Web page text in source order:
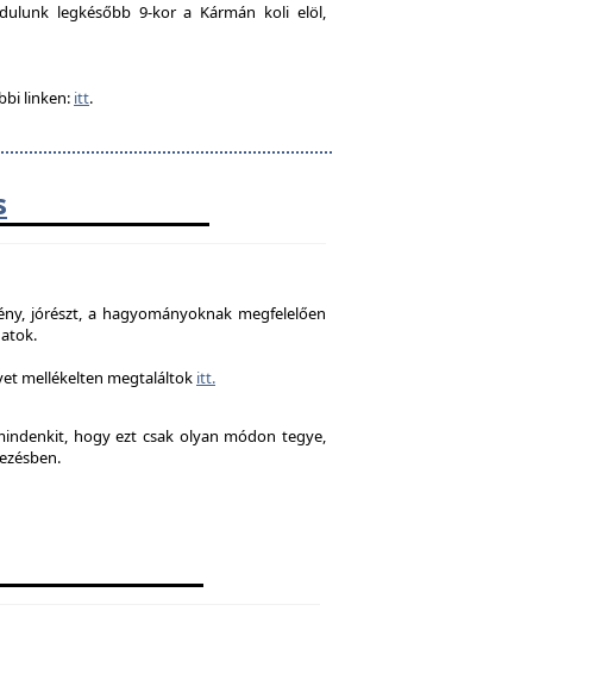
legkésőbb 9-kor a Kármán koli elöl,
linken: itt.
jórészt, a hagyományoknak megfelelően
mellékelten megtaláltok itt.
hogy ezt csak olyan módon tegye,